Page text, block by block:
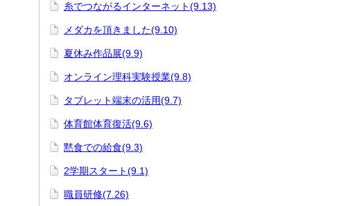
糸でつながるインターネット(9.13)
メダカを頂きました(9.10)
夏休み作品展(9.9)
オンライン理科実験授業(9.8)
タブレット端末の活用(9.7)
体育館体育復活(9.6)
黙食での給食(9.3)
2学期スタート(9.1)
職員研修(7.26)